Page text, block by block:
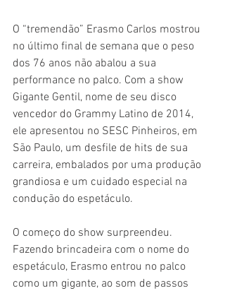
O “tremendão” Erasmo Carlos mostrou
no último final de semana que o peso
dos 76 anos não abalou a sua
performance no palco. Com a show
Gigante Gentil, nome de seu disco
vencedor do Grammy Latino de 2014,
ele apresentou no SESC Pinheiros, em
São Paulo, um desfile de hits de sua
carreira, embalados por uma produção
grandiosa e um cuidado especial na
condução do espetáculo.
O começo do show surpreendeu.
Fazendo brincadeira com o nome do
espetáculo, Erasmo entrou no palco
como um gigante, ao som de passos